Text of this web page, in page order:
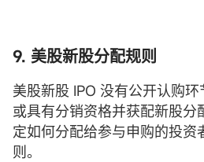
9. 美股新股分配规则
美股新股 IPO 没有公开认购
或具有分销资格并获配新股分
定如何分配给参与申购的投资
则。